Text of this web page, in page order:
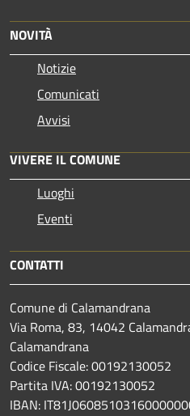
NOVITÀ
Notizie
Comunicati
Avvisi
VIVERE IL COMUNE
Luoghi
Eventi
CONTATTI
Comune di Calamandrana
Via Roma, 83, 14042
Calamandrana
Codice Fiscale: 00192130052
Partita IVA: 00192130052
IBAN: